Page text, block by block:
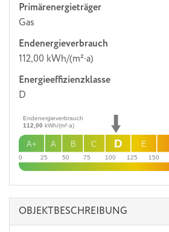
Primärenergieträger
Gas
Endenergie­verbrauch
112,00 kWh/(m²·a)
Energie­effizienz­klasse
D
0 25 50 75 100 125 150
E
C
B
A
A+ D
Endenergieverbrauch
112,00 kWh/(m²·a)
OBJEKT­BESCHREIBUNG